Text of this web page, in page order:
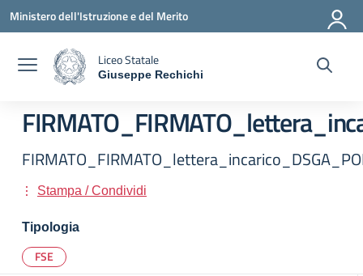
Ministero dell'Istruzione e del Merito
Liceo Statale
Giuseppe Rechichi
Stampa / Condividi
Tipologia
FSE